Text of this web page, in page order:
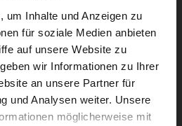
um Inhalte und Anzeigen zu
für soziale Medien anbieten
auf unsere Website zu
wir Informationen zu Ihrer
an unsere Partner für
und Analysen weiter. Unsere
möglicherweise mit